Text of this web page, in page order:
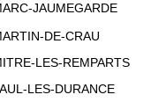
JAUMEGARDE
DE-CRAU
LES-REMPARTS
LES-DURANCE